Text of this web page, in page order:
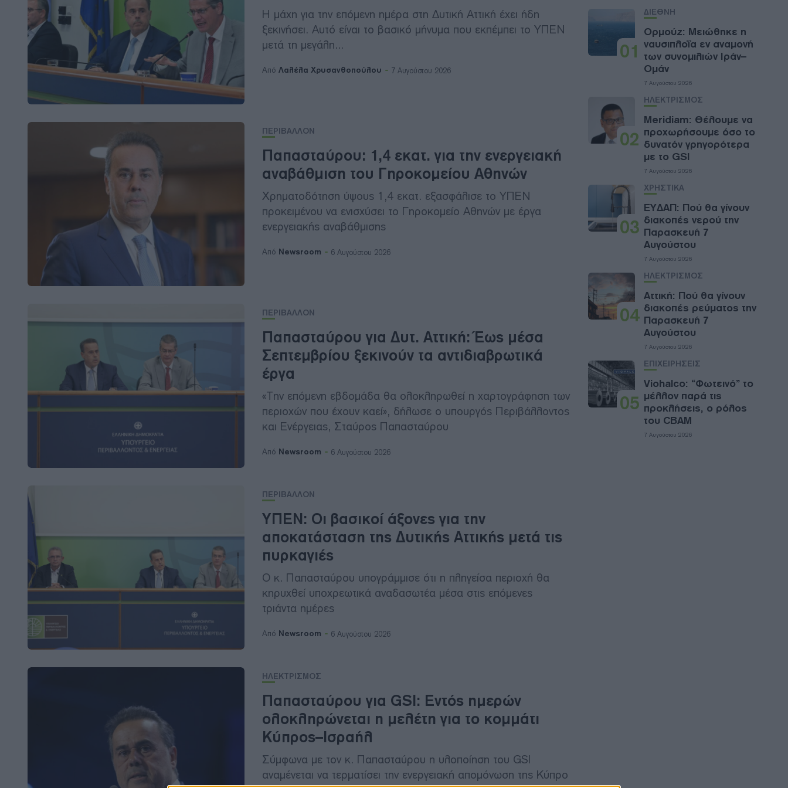
H μάχη για την επόμενη ημέρα στη Δυτική Αττική έχει ήδη
ξεκινήσει. Αυτό είναι το βασικό μήνυμα που εκπέμπει το ΥΠΕΝ
μετά τη μεγάλη...
Από Λαλέλα Χρυσανθοπούλου 7 Αυγούστου 2026
ΠΕΡΙΒΑΛΛΟΝ
Παπασταύρου: 1,4 εκατ. για την ενεργειακή
αναβάθμιση του Γηροκομείου Αθηνών
Χρηματοδότηση ύψους 1,4 εκατ. εξασφάλισε το ΥΠΕΝ
προκειμένου να ενισχύσει το Γηροκομείο Αθηνών με έργα
ενεργειακής αναβάθμισης
Από Newsroom 6 Αυγούστου 2026
ΠΕΡΙΒΑΛΛΟΝ
Παπασταύρου για Δυτ. Αττική: Έως μέσα
Σεπτεμβρίου ξεκινούν τα αντιδιαβρωτικά
έργα
«Την επόμενη εβδομάδα θα ολοκληρωθεί η χαρτογράφηση των
περιοχών που έχουν καεί», δήλωσε ο υπουργός Περιβάλλοντος
και Ενέργειας, Σταύρος Παπασταύρου
Από Newsroom 6 Αυγούστου 2026
ΠΕΡΙΒΑΛΛΟΝ
ΥΠΕΝ: Oι βασικοί άξονες για την
αποκατάσταση της Δυτικής Αττικής μετά τις
πυρκαγιές
Ο κ. Παπασταύρου υπογράμμισε ότι η πληγείσα περιοχή θα
κηρυχθεί υποχρεωτικά αναδασωτέα μέσα στις επόμενες
τριάντα ημέρες
Από Newsroom 6 Αυγούστου 2026
ΗΛΕΚΤΡΙΣΜΟΣ
Παπασταύρου για GSI: Εντός ημερών
ολοκληρώνεται η μελέτη για το κομμάτι
Κύπρος–Ισραήλ
Σύμφωνα με τον κ. Παπασταύρου η υλοποίηση του GSI
αναμένεται να τερματίσει την ενεργειακή απομόνωση της Κύπρο
01
ΔΙΕΘΝΗ
Ορμούζ: Μειώθηκε η
ναυσιπλοΐα εν αναμονή
των συνομιλιών Ιράν–
Ομάν
7 Αυγούστου 2026
02
ΗΛΕΚΤΡΙΣΜΟΣ
Meridiam: Θέλουμε να
προχωρήσουμε όσο το
δυνατόν γρηγορότερα
με το GSI
7 Αυγούστου 2026
03
ΧΡΗΣΤΙΚΑ
ΕΥΔΑΠ: Πού θα γίνουν
διακοπές νερού την
Παρασκευή 7
Αυγούστου
7 Αυγούστου 2026
04
ΗΛΕΚΤΡΙΣΜΟΣ
Αττική: Πού θα γίνουν
διακοπές ρεύματος την
Παρασκευή 7
Αυγούστου
7 Αυγούστου 2026
05
ΕΠΙΧΕΙΡΗΣΕΙΣ
Viohalco: “Φωτεινό” το
μέλλον παρά τις
προκλήσεις, ο ρόλος
του CBAM
7 Αυγούστου 2026